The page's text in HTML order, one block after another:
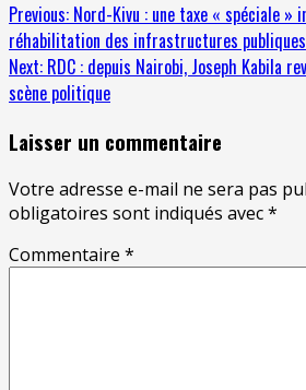
Previous: Nord-Kivu : une taxe « spéciale »
réhabilitation des infrastructures publiques
Next: RDC : depuis Nairobi, Joseph Kabila
scène politique
Laisser un commentaire
Votre adresse e-mail ne sera pas
obligatoires sont indiqués avec*
Commentaire *